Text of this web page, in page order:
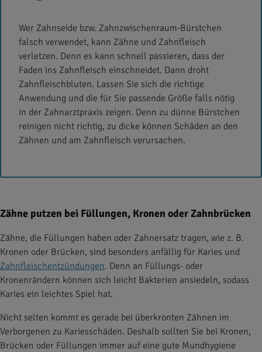
Wer Zahnseide bzw. Zahnzwischenraum-Bürstchen
falsch verwendet, kann Zähne und Zahnfleisch
verletzen. Denn es kann schnell passieren, dass der
Faden ins Zahnfleisch einschneidet. Dann droht
Zahnfleischbluten. Lassen Sie sich die richtige
Anwendung und die für Sie passende Größe falls nötig
in der Zahnarztpraxis zeigen. Denn zu dünne Bürstchen
reinigen nicht richtig, zu dicke können Schäden an den
Zähnen und am Zahnfleisch verursachen.
Zähne putzen bei Füllungen, Kronen oder Zahnbrücken
Zähne, die Füllungen haben oder Zahnersatz tragen, wie z. B.
Kronen oder Brücken, sind besonders anfällig für Karies und
Zahnfleischentzündungen. Denn an Füllungs- oder
Kronenrändern können sich leicht Bakterien ansiedeln, sodass
Karies ein leichtes Spiel hat.
Nicht selten kommt es gerade bei überkronten Zähnen im
Verborgenen zu Kariesschäden. Deshalb sollten Sie bei Kronen,
Brücken oder Füllungen immer auf eine gute Mundhygiene